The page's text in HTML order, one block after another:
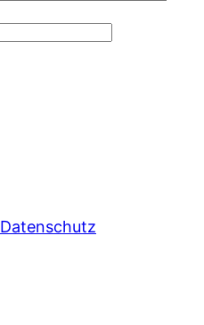
Datenschutz